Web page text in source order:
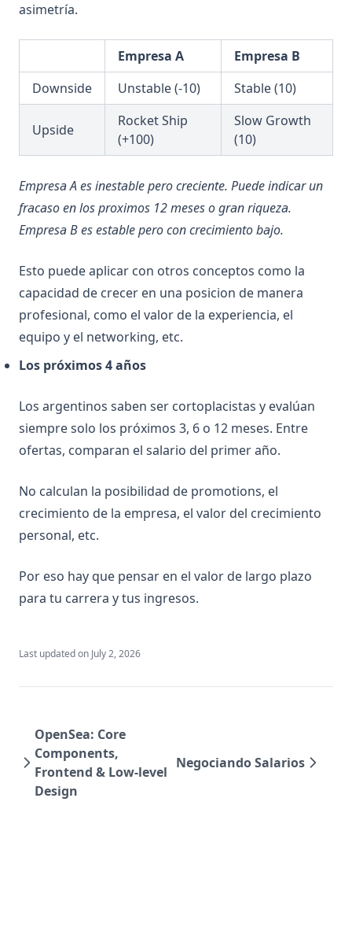
asimetría.
Empresa A
Empresa B
Downside
Unstable (-10) Stable (10)
Upside
Rocket Ship
(+100)
Slow Growth
(10)
Empresa A es inestable pero creciente. Puede indicar un
fracaso en los proximos 12 meses o gran riqueza.
Empresa B es estable pero con crecimiento bajo.
Esto puede aplicar con otros conceptos como la
capacidad de crecer en una posicion de manera
profesional, como el valor de la experiencia, el
equipo y el networking, etc.
Los próximos 4 años
Los argentinos saben ser cortoplacistas y evalúan
siempre solo los próximos 3, 6 o 12 meses. Entre
ofertas, comparan el salario del primer año.
No calculan la posibilidad de promotions, el
crecimiento de la empresa, el valor del crecimiento
personal, etc.
Por eso hay que pensar en el valor de largo plazo
para tu carrera y tus ingresos.
Last updated on July 2, 2026
OpenSea: Core
Components,
Frontend & Low-level
Design
Negociando Salarios